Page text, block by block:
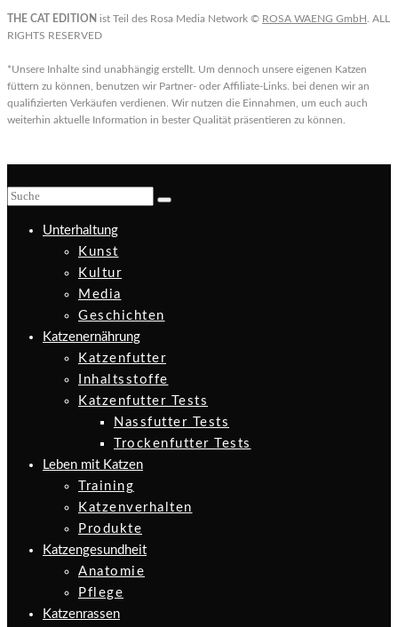
THE CAT EDITION ist Teil des Rosa Media Network © ROSA WAENG GmbH . ALL
RIGHTS RESERVED
*Unsere Inhalte sind unabhängig erstellt. Um dennoch unsere eigenen Katzen
füttern zu können, benutzen wir Partner- oder Affiliate-Links. bei denen wir an
qualifizierten Verkäufen verdienen. Wir nutzen die Einnahmen, um euch auch
weiterhin aktuelle Information in bester Qualität präsentieren zu können.
Unterhaltung
Kunst
Kultur
Media
Geschichten
Katzenernährung
Katzenfutter
Inhaltsstoffe
Katzenfutter Tests
Nassfutter Tests
Trockenfutter Tests
Leben mit Katzen
Training
Katzenverhalten
Produkte
Katzengesundheit
Anatomie
Pflege
Katzenrassen